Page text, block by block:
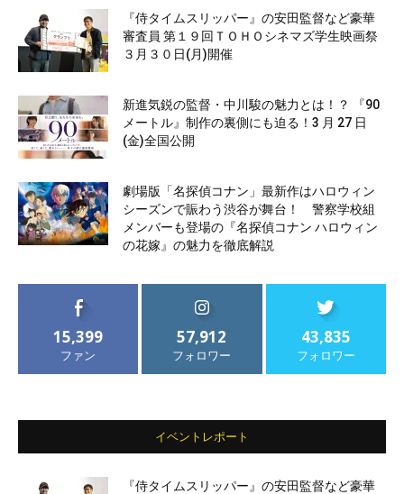
『侍タイムスリッパー』の安田監督など豪華
審査員 第１９回ＴＯＨＯシネマズ学生映画祭
３月３０日(月)開催
新進気鋭の監督・中川駿の魅力とは！？ 『90
メートル』制作の裏側にも迫る！3 月 27 日
(金)全国公開
劇場版「名探偵コナン」最新作はハロウィン
シーズンで賑わう渋谷が舞台！ 警察学校組
メンバーも登場の『名探偵コナン ハロウィン
の花嫁』の魅力を徹底解説
15,399
ファン
57,912
フォロワー
43,835
フォロワー
イベントレポート
『侍タイムスリッパー』の安田監督など豪華